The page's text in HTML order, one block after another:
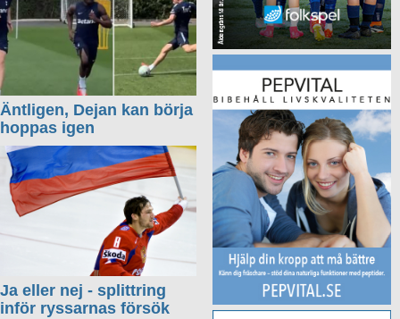
Äntligen, Dejan kan börja
hoppas igen
Ja eller nej - splittring
inför ryssarnas försök